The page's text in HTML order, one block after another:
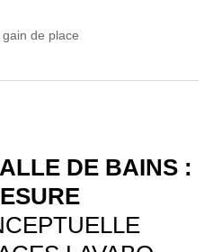
de place
DE BAINS :